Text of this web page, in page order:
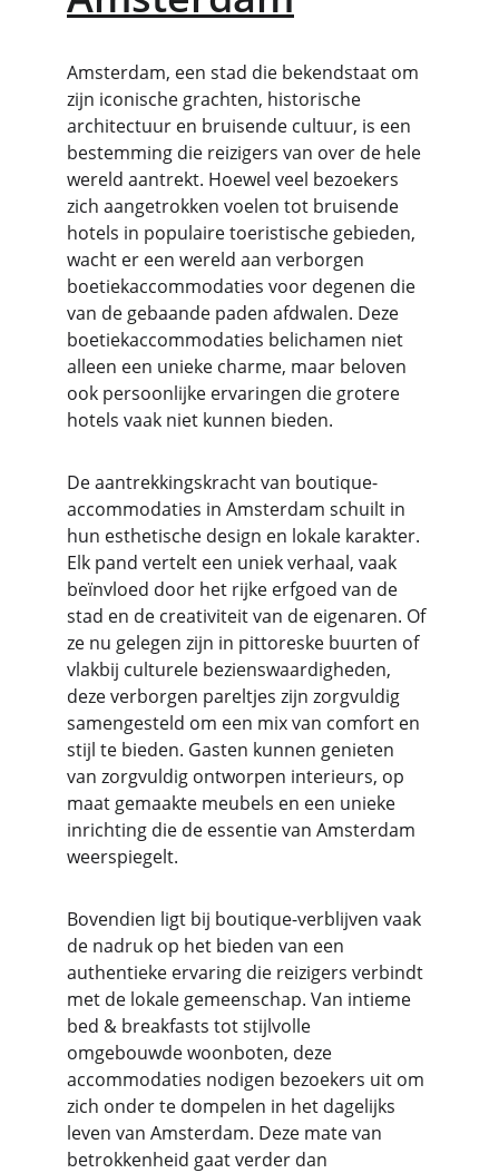
Amsterdam, een stad die bekendstaat om
zijn iconische grachten, historische
architectuur en bruisende cultuur, is een
bestemming die reizigers van over de hele
wereld aantrekt. Hoewel veel bezoekers
zich aangetrokken voelen tot bruisende
hotels in populaire toeristische gebieden,
wacht er een wereld aan verborgen
boetiekaccommodaties voor degenen die
van de gebaande paden afdwalen. Deze
boetiekaccommodaties belichamen niet
alleen een unieke charme, maar beloven
ook persoonlijke ervaringen die grotere
hotels vaak niet kunnen bieden.
De aantrekkingskracht van boutique-
accommodaties in Amsterdam schuilt in
hun esthetische design en lokale karakter.
Elk pand vertelt een uniek verhaal, vaak
beïnvloed door het rijke erfgoed van de
stad en de creativiteit van de eigenaren. Of
ze nu gelegen zijn in pittoreske buurten of
vlakbij culturele bezienswaardigheden,
deze verborgen pareltjes zijn zorgvuldig
samengesteld om een ​​mix van comfort en
stijl te bieden. Gasten kunnen genieten
van zorgvuldig ontworpen interieurs, op
maat gemaakte meubels en een unieke
inrichting die de essentie van Amsterdam
weerspiegelt.
Bovendien ligt bij boutique-verblijven vaak
de nadruk op het bieden van een
authentieke ervaring die reizigers verbindt
met de lokale gemeenschap. Van intieme
bed & breakfasts tot stijlvolle
omgebouwde woonboten, deze
accommodaties nodigen bezoekers uit om
zich onder te dompelen in het dagelijks
leven van Amsterdam. Deze mate van
betrokkenheid gaat verder dan